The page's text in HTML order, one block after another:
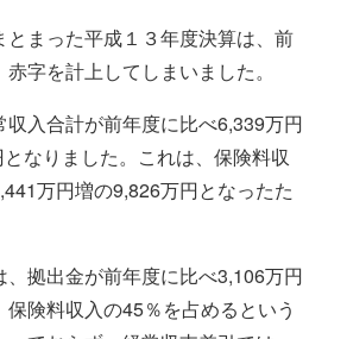
とまった平成１３年度決算は、前
字を計上してしまいました。
収入合計が前年度に比べ6,339万円
なりました。これは、保険料収
万円増の9,826万円となったた
拠出金が前年度に比べ3,106万円
険料収入の45％を占めるという